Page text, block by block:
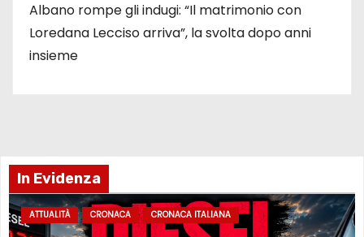
Albano rompe gli indugi: “Il matrimonio con
Loredana Lecciso arriva”, la svolta dopo anni
insieme
In Evidenza
ATTUALITÀ CRONACA CRONACA ITALIANA